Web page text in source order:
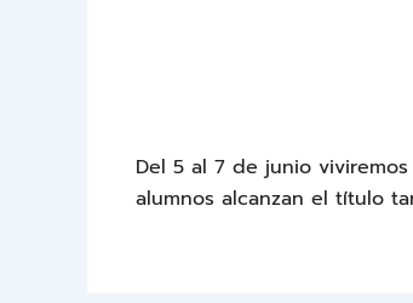
Del 5 al 7 de junio
alumnos alcanzan el título